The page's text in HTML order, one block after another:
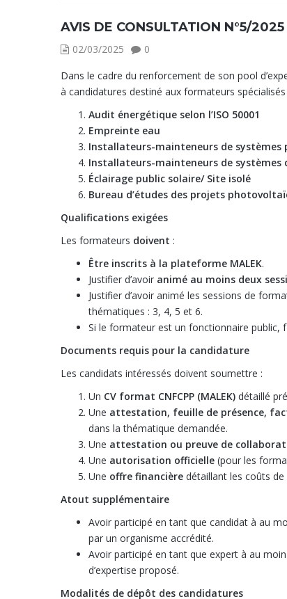
AVIS DE CONSULTATION N°5/
02/03/2025
0
Dans le cadre du renforcement de son pool
à candidatures destiné aux formateurs
Audit énergétique selon l’ISO 50001
Empreinte eau
Installateurs-mainteneurs de systèmes
Installateurs-mainteneurs de
Éclairage public solaire/ Site isolé
Bureau d’études des projets
Qualifications exigées
Les formateurs doivent :
Être inscrits à la plateforme MALEK.
Justifier d’avoir animé au moins deux
Justifier d’avoir animé les sessions de
thématiques : 3, 4, 5 et 6.
Si le formateur est un fonctionnaire public,
Documents requis pour la candidature
Les candidats intéressés doivent soumettre :
Un CV format CNFCPP (MALEK) détaillé
Une attestation, feuille de présence,
dans la thématique demandée.
Une attestation ou preuve de
Une autorisation officielle (pour les
Une offre financière détaillant les coûts
Atout supplémentaire
Avoir participé en tant que candidat à au
par un organisme accrédité.
Avoir participé en tant que expert à au
d’expertise proposé.
Modalités de dépôt des candidatures